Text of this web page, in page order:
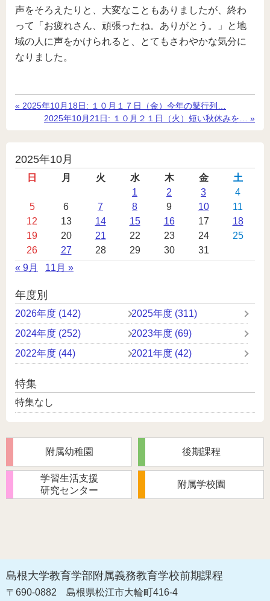
声をそろえたりと、大変なこともありましたが、終わ
って「お疲れさん、頑張ったね。ありがとう。」と地
域の人に声をかけられると、とてもさわやかな気分に
なりました。
« 前
2025年10月18日: １０月１７日（金）今年の鼕行列…
次
事
2025年10月21日: １０月２１日（火）短い秋休みを… »
投
2025年10月
日 月 火 水 木 金
土
1
2 3
4
5
6 7 8 9 10
11
12
13 14 15 16 17
18
19
20 21 22 23 24
25
26
27 28 29 30
31
« 9月
11月 »
年度別
2026年度 (142)
2025年度 (311)
2024年度 (252)
2023年度 (69)
2022年度 (44)
2021年度 (42)
特集
特集なし
附属幼稚園 後期課程
学習生活支援
研究センター
附属学校園
島根大学教育学部附属義務教育学校前期課程
〒690-0882
島根県松江市大輪町416-4